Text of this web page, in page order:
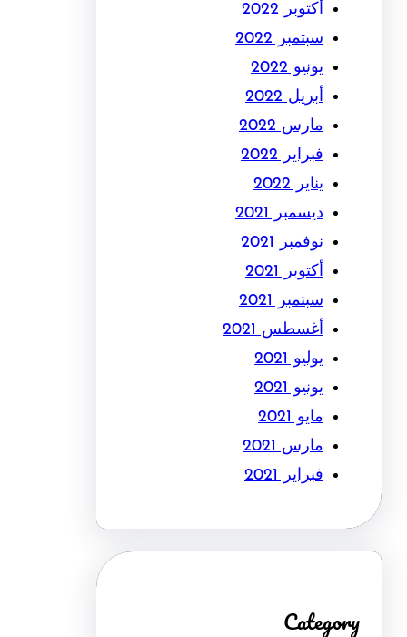
أكتوبر 2022
سبتمبر 2022
يونيو 2022
أبريل 2022
مارس 2022
فبراير 2022
يناير 2022
ديسمبر 2021
نوفمبر 2021
أكتوبر 2021
سبتمبر 2021
أغسطس 2021
يوليو 2021
يونيو 2021
مايو 2021
مارس 2021
فبراير 2021
Category